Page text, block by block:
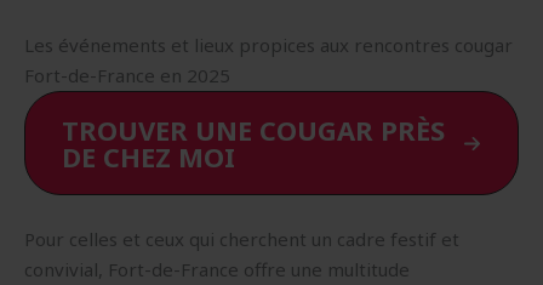
Les événements et lieux propices aux rencontres cougar
Fort-de-France en 2025
TROUVER UNE COUGAR PRÈS
DE CHEZ MOI
Pour celles et ceux qui cherchent un cadre festif et
convivial, Fort-de-France offre une multitude